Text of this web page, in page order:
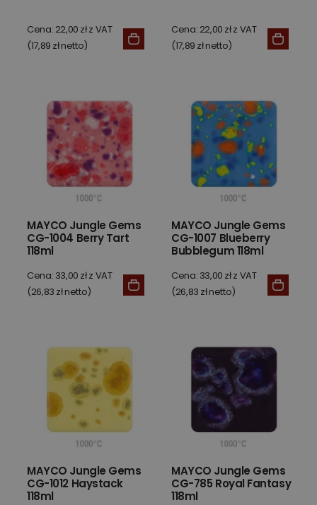
Cena: 22,00 zł z VAT
(17,89 zł netto)
Cena: 22,00 zł z VAT
(17,89 zł netto)
MAYCO Jungle Gems
CG-1004 Berry Tart
118ml
Cena: 33,00 zł z VAT
(26,83 zł netto)
MAYCO Jungle Gems
CG-1007 Blueberry
Bubblegum 118ml
Cena: 33,00 zł z VAT
(26,83 zł netto)
MAYCO Jungle Gems
CG-1012 Haystack
118ml
MAYCO Jungle Gems
CG-785 Royal Fantasy
118ml